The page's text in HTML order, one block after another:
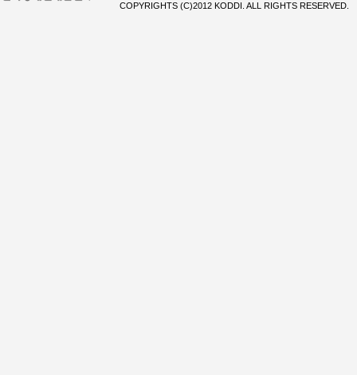
COPYRIGHTS (C)2012 KODDI. ALL RIGHTS RESERVED.